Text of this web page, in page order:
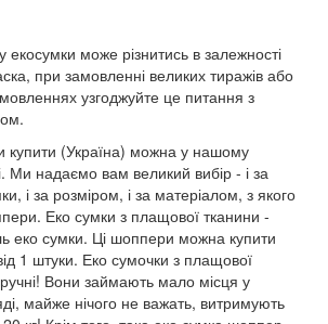
екосумки може різнитись в залежності
при замовленні великих тиражів або
узгоджуйте це питання з
купити (Україна) можна у нашому
Ми надаємо вам великий вибір - і за
і за розміром, і за матеріалом, з якого
Еко сумки з плащової тканини -
еко сумки. Ці шоппери можна купити
1 штуки. Еко сумочки з плащової
Вони займають мало місця у
майже нічого не важать, витримують